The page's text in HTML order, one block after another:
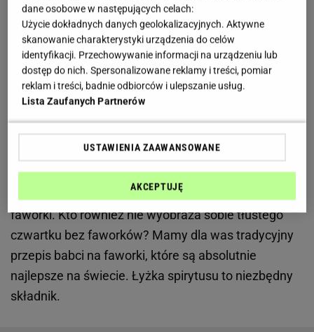
Nadchodzi święto, na które z niecierpliwością czeka
każdy łasuch - tłusty czwartek. Wielu z nas zadaje
sobie pytanie "Kiedy wreszcie najem siępączków
faworków? Kiedy wypada tłusty czwartek 2022?"
Dobra wiadomość jest taka, że święto wszystkich
wypada 24 lutego. Dlaczego tłusty czwartek nie
zawsze ma tę samą datę? To święto ruchome,
zależne odWielkanocy. Tego dnia tradycyjne
zajadamy się słodyczami, a moimi ulubionymi są
faworki. Kto również nie wyobraża sobie tłustego
czwartku bez faworków? Mamy dla was tradycyjny
przepis babci na faworki, które są absolutnie
najlepsze na świecie. Łyżka spirytusu to niezbędny
składnik.
dane osobowe w następujących celach:
Użycie dokładnych danych geolokalizacyjnych. Aktywne
skanowanie charakterystyki urządzenia do celów
identyfikacji. Przechowywanie informacji na urządzeniu lub
dostęp do nich. Spersonalizowane reklamy i treści, pomiar
reklam i treści, badnie odbiorców i ulepszanie usług.
Lista Zaufanych Partnerów
USTAWIENIA ZAAWANSOWANE
AKCEPTUJĘ